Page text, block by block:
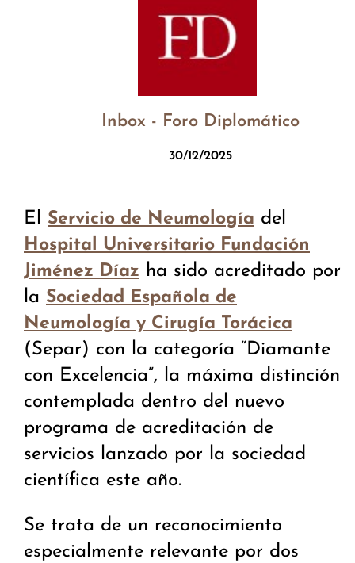
Inbox - Foro Diplomático
30/12/2025
El Servicio de Neumología del
Hospital Universitario Fundación
Jiménez Díaz ha sido acreditado por
la Sociedad Española de
Neumología y Cirugía Torácica
(Separ) con la categoría “Diamante
con Excelencia”, la máxima distinción
contemplada dentro del nuevo
programa de acreditación de
servicios lanzado por la sociedad
científica este año.
Se trata de un reconocimiento
especialmente relevante por dos